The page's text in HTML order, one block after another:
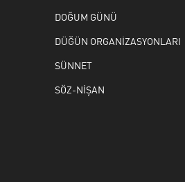
DOĞUM GÜNÜ
DÜĞÜN ORGANİZASYONLARI
SÜNNET
SÖZ-NİŞAN